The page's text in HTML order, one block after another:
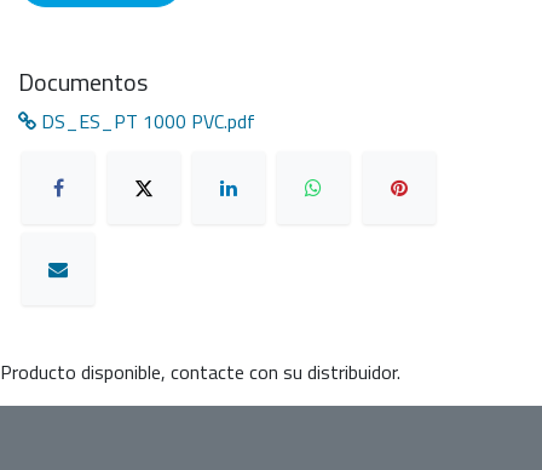
Documentos
DS_ES_PT 1000 PVC.pdf
Producto disponible, contacte con su distribuidor.